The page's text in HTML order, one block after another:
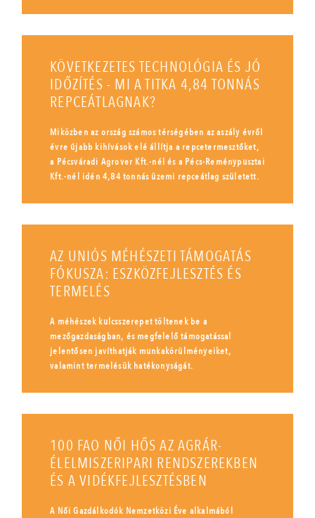
KÖVETKEZETES TECHNOLÓGIA ÉS JÓ
IDŐZÍTÉS - MI A TITKA 4,84 TONNÁS
REPCEÁTLAGNAK?
Miközben az ország számos térségében az aszály évről
évre újabb kihívások elé állítja a repcetermesztőket,
a Pécsváradi Agrover Kft.-nél és a Pécs-Reménypusztai
Kft.-nél idén 4,84 tonnás üzemi repceátlag született.
AZ UNIÓS MÉHÉSZETI TÁMOGATÁS
FÓKUSZA: ESZKÖZFEJLESZTÉS ÉS
TERMELÉS
A méhészek kulcsszerepet töltenek be a
mezőgazdaságban, és megfelelő támogatással
jelentősen javíthatják munkakörülményeiket,
valamint termelésük hatékonyságát.
100 FAO NŐI HŐS AZ AGRÁR-
ÉLELMISZERIPARI RENDSZEREKBEN
ÉS A VIDÉKFEJLESZTÉSBEN
A Női Gazdálkodók Nemzetközi Éve alkalmából